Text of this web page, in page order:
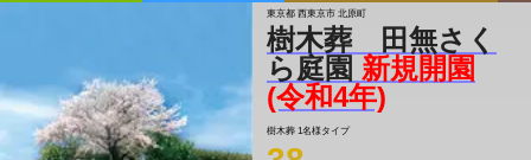
東京都 西東京市 北原町
樹木葬 田無さく
ら庭園 新規開園
(令和4年)
樹木葬 1名様タイプ